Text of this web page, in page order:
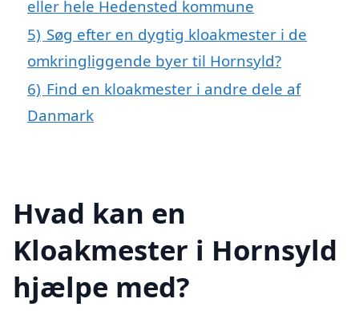
eller hele Hedensted kommune
5) Søg efter en dygtig kloakmester i de
omkringliggende byer til Hornsyld?
6) Find en kloakmester i andre dele af
Danmark
Hvad kan en
Kloakmester i Hornsyld
hjælpe med?